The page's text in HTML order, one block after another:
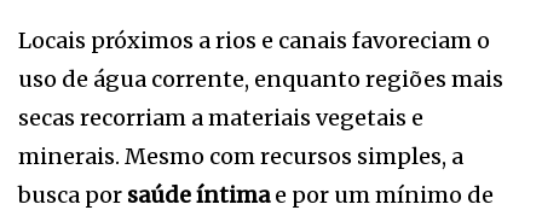
Locais próximos a rios e canais favoreciam o
uso de água corrente, enquanto regiões mais
secas recorriam a materiais vegetais e
minerais. Mesmo com recursos simples, a
busca por saúde íntimae por um mínimo de